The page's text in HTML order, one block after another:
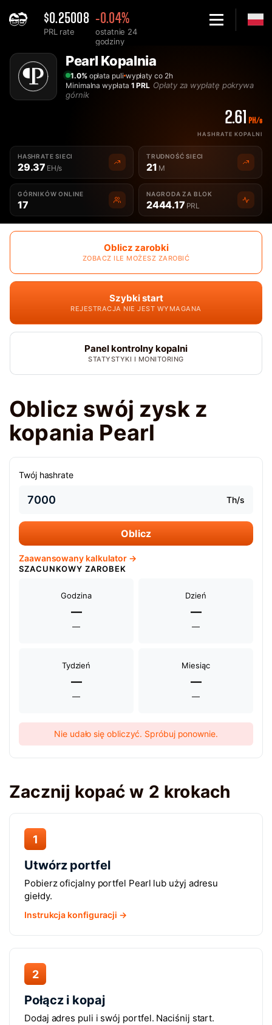
$0.25008
PRL rate
-0.04%
ostatnie 24
godziny
Home
Najlepsza Pearl PRL Kopalnia - 2Miners
Pearl Kopalnia
1.0%opłata puli wypłaty co 2h
Minimalna wypłata 1 PRL Opłaty za wypłatę pokrywa
górnik
2.61 PH/s
HASHRATE KOPALNI
HASHRATE SIECI
29.37 EH/s
TRUDNOŚĆ SIECI
21 M
GÓRNIKÓW ONLINE
17
NAGRODA ZA BLOK
2444.17 PRL
Oblicz zarobki
ZOBACZ ILE MOŻESZ ZAROBIĆ
Szybki start
REJESTRACJA NIE JEST WYMAGANA
Panel kontrolny kopalni
STATYSTYKI I MONITORING
Oblicz swój zysk z
kopania Pearl
Twój hashrate
Th/s
Oblicz
Zaawansowany kalkulator →
SZACUNKOWY ZAROBEK
Godzina
—
—
Dzień
—
—
Tydzień
—
—
Miesiąc
—
—
Nie udało się obliczyć. Spróbuj ponownie.
Zacznij kopać w 2 krokach
1
Utwórz portfel
Pobierz oficjalny portfel Pearl lub użyj adresu
giełdy.
Instrukcja konfiguracji →
2
Połącz i kopaj
Dodaj adres puli i swój portfel. Naciśnij start.